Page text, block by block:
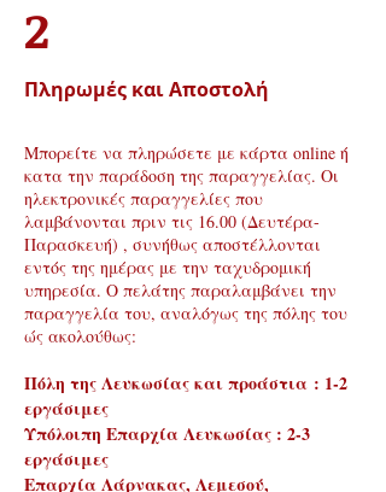
2
Πληρωμές και Αποστολή
Μπορείτε να πληρώσετε με κάρτα online ή
κατα την παράδοση της παραγγελίας. Οι
ηλεκτρονικές παραγγελίες που
λαμβάνονται πριν τις 16.00 (Δευτέρα-
Παρασκευή) , συνήθως αποστέλλονται
εντός της ημέρας με την ταχυδρομική
υπηρεσία. Ο πελάτης παραλαμβάνει την
παραγγελία του, αναλόγως της πόλης του
ώς ακολούθως:
Πόλη της Λευκωσίας και προάστια : 1-2
εργάσιμες
Υπόλοιπη Επαρχία Λευκωσίας : 2-3
εργάσιμες
Επαρχία Λάρνακας, Λεμεσού,